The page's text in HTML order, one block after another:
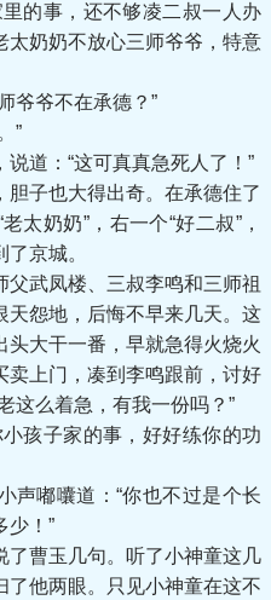
的事，还不够凌二叔一人办
太奶奶不放心三师爷爷，特意
爷不在承德？”
”
道：“这可真真急死人了！”
子也大得出奇。在承德住了
太奶奶”，右一个“好二叔”，
京城。
武凤楼、三叔李鸣和三师祖
天怨地，后悔不早来几天。这
大干一番，早就急得火烧火
卖上门，凑到李鸣跟前，讨好
这么着急，有我一份吗？”
孩子家的事，好好练你的功
嘟囔道：“你也不过是个长
少！”
曹玉几句。听了小神童这几
他两眼。只见小神童在这不